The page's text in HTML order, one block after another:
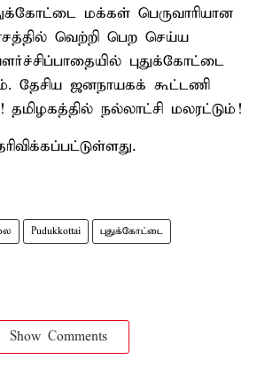
மக்கள் பெருவாரியான
வெற்றி பெற செய்ய
புதுக்கோட்டை
தேசிய ஜனநாயகக் கூட்டணி
நல்லாட்சி மலரட்டும்!
Pudukkottai புதுக்கோட்டை
Show Comments